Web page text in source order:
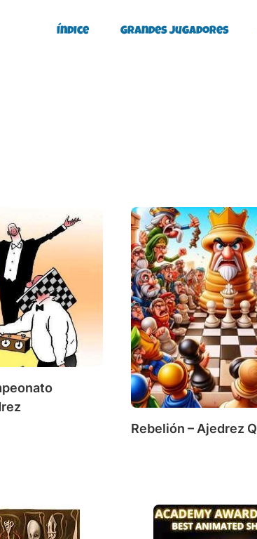
Índice Grandes Jugadores
Rebelión – Ajedrez